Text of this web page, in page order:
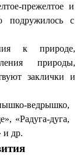
прежелтое и
подружилось с
к природе,
природы,
заклички и
ведрышко,
«Радуга-дуга,
и др.